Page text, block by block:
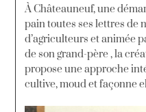
À Châteauneuf, une
pain toutes ses lettres de
d’agriculteurs et animée
de son grand-père, la
propose une approche
cultive, moud et façonne